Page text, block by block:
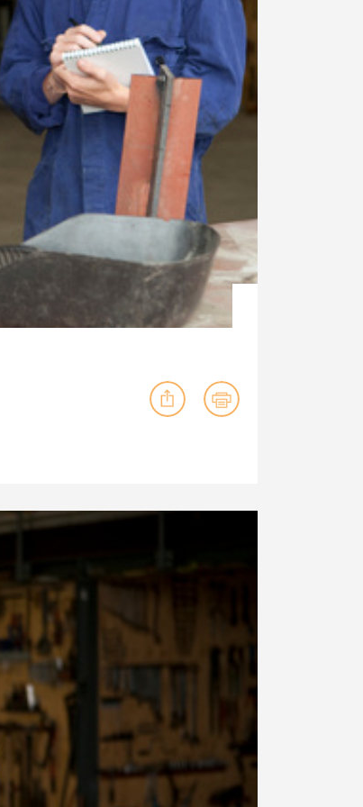
deinem Schülerpraktikum und die
Polizei-Ausbildung schon heute in
virtueller Realität!